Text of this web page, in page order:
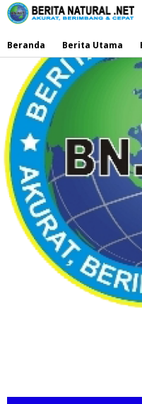
Lewati
ke
Beranda
Berita Utama